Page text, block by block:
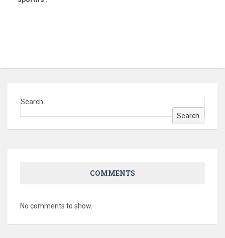
Search
Search
COMMENTS
No comments to show.